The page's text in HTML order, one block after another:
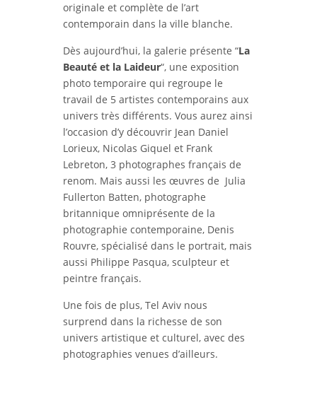
originale et complète de l’art
contemporain dans la ville blanche.
Dès aujourd’hui, la galerie présente “La
Beauté et la Laideur“, une exposition
photo temporaire qui regroupe le
travail de 5 artistes contemporains aux
univers très différents. Vous aurez ainsi
l’occasion d’y découvrir Jean Daniel
Lorieux, Nicolas Giquel et Frank
Lebreton, 3 photographes français de
renom. Mais aussi les œuvres de Julia
Fullerton Batten, photographe
britannique omniprésente de la
photographie contemporaine, Denis
Rouvre, spécialisé dans le portrait, mais
aussi Philippe Pasqua, sculpteur et
peintre français.
Une fois de plus, Tel Aviv nous
surprend dans la richesse de son
univers artistique et culturel, avec des
photographies venues d’ailleurs.